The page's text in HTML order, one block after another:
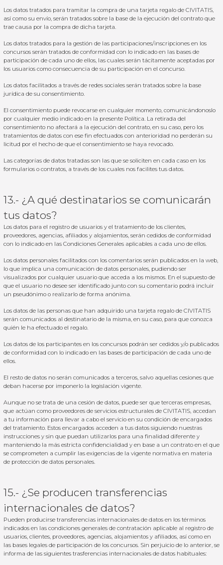
Los datos tratados para tramitar la compra de una tarjeta regalo de CIVITATIS,
así como su envío, serán tratados sobre la base de la ejecución del contrato que
trae causa por la compra de dicha tarjeta.
Los datos tratados para la gestión de las participaciones/inscripciones en los
concursos serán tratados de conformidad con lo indicado en las bases de
participación de cada uno de ellos, las cuales serán tácitamente aceptadas por
los usuarios como consecuencia de su participación en el concurso.
Los datos facilitados a través de redes sociales serán tratados sobre la base
jurídica de su consentimiento.
El consentimiento puede revocarse en cualquier momento, comunicándonoslo
por cualquier medio indicado en la presente Política. La retirada del
consentimiento no afectará a la ejecución del contrato, en su caso, pero los
tratamientos de datos con ese fin efectuados con anterioridad no perderán su
licitud por el hecho de que el consentimiento se haya revocado.
Las categorías de datos tratadas son las que se soliciten en cada caso en los
formularios o contratos, a través de los cuales nos facilites tus datos.
13.- ¿A qué destinatarios se comunicarán
tus datos?
Los datos para el registro de usuarios y el tratamiento de los clientes,
proveedores, agencias, afiliados y alojamientos, serán cedidos de conformidad
con lo indicado en las Condiciones Generales aplicables a cada uno de ellos.
Los datos personales facilitados con los comentarios serán publicados en la web,
lo que implica una comunicación de datos personales, pudiendo ser
visualizados por cualquier usuario que acceda a los mismos. En el supuesto de
que el usuario no desee ser identificado junto con su comentario podrá incluir
un pseudónimo o realizarlo de forma anónima.
Los datos de las personas que han adquirido una tarjeta regalo de CIVITATIS
serán comunicados al destinatario de la misma, en su caso, para que conozca
quién le ha efectuado el regalo.
Los datos de los participantes en los concursos podrán ser cedidos y/o publicados
de conformidad con lo indicado en las bases de participación de cada uno de
ellos.
El resto de datos no serán comunicados a terceros, salvo aquellas cesiones que
deban hacerse por imponerlo la legislación vigente.
Aunque no se trata de una cesión de datos, puede ser que terceras empresas,
que actúan como proveedores de servicios estructurales de CIVITATIS, accedan
a tu información para llevar a cabo el servicio en su condición de encargados
del tratamiento. Estos encargados acceden a tus datos siguiendo nuestras
instrucciones y sin que puedan utilizarlos para una finalidad diferente y
manteniendo la más estricta confidencialidad y en base a un contrato en el que
se comprometen a cumplir las exigencias de la vigente normativa en materia
de protección de datos personales.
15.- ¿Se producen transferencias
internacionales de datos?
Pueden producirse transferencias internacionales de datos en los términos
indicados en las condiciones generales de contratación aplicable al registro de
usuarios, clientes, proveedores, agencias, alojamientos y afiliados, así como en
las bases legales de participación de los concursos. Sin perjuicio de lo anterior, se
informa de las siguientes trasferencias internacionales de datos habituales: